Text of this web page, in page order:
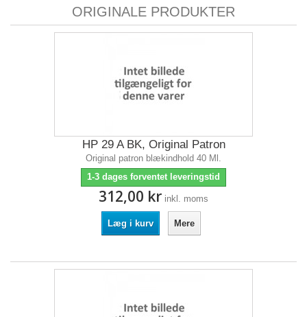
ORIGINALE PRODUKTER
HP 29 A BK, Original Patron
Original patron blækindhold 40 Ml.
1-3 dages forventet leveringstid
312,00 kr inkl. moms
Læg i kurv Mere